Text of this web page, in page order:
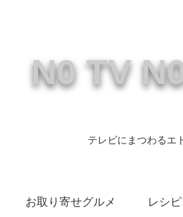
N0 TV
テレビにまつわるエ
お取り寄せグルメ レシ